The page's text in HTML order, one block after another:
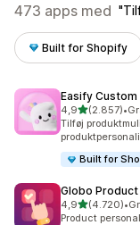
473 apps med
Built for Shopify
Easify
4,9ud af 5
(2.857)
2857 •
Tilføj
Built for
Globo
4,9ud af 5
(4.720)
4720 •
Product